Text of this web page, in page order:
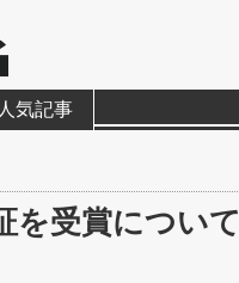
人気記事
を受賞について